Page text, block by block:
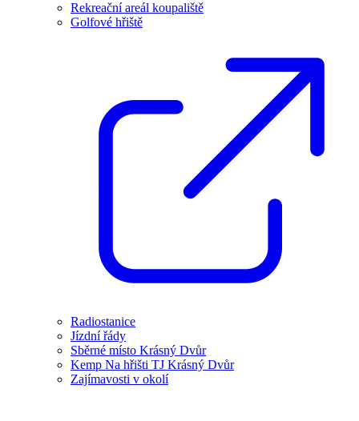
Rekreační areál koupaliště
Golfové hřiště
Radiostanice
Jízdní řády
Sběrné místo Krásný Dvůr
Kemp Na hřišti TJ Krásný Dvůr
Zajímavosti v okolí